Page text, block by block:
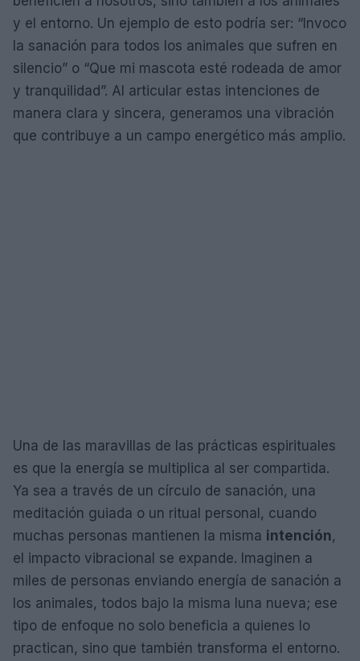
y el entorno. Un ejemplo de esto podría ser: “Invoco
la sanación para todos los animales que sufren en
silencio” o “Que mi mascota esté rodeada de amor
y tranquilidad”. Al articular estas intenciones de
manera clara y sincera, generamos una vibración
que contribuye a un campo energético más amplio.
Una de las maravillas de las prácticas espirituales
es que la energía se multiplica al ser compartida.
Ya sea a través de un círculo de sanación, una
meditación guiada o un ritual personal, cuando
muchas personas mantienen la misma intención,
el impacto vibracional se expande. Imaginen a
miles de personas enviando energía de sanación a
los animales, todos bajo la misma luna nueva; ese
tipo de enfoque no solo beneficia a quienes lo
practican, sino que también transforma el entorno.